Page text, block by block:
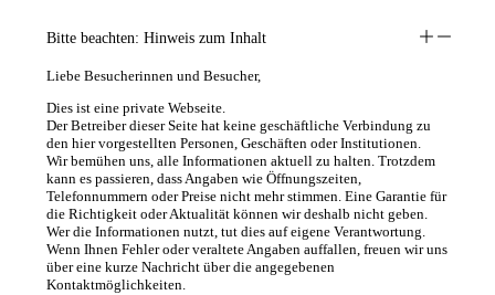
Bitte beachten: Hinweis zum Inhalt
Liebe Besucherinnen und Besucher,
Dies ist eine private Webseite.
Der Betreiber dieser Seite hat keine geschäftliche Verbindung zu
den hier vorgestellten Personen, Geschäften oder Institutionen.
Wir bemühen uns, alle Informationen aktuell zu halten. Trotzdem
kann es passieren, dass Angaben wie Öffnungszeiten,
Telefonnummern oder Preise nicht mehr stimmen. Eine Garantie für
die Richtigkeit oder Aktualität können wir deshalb nicht geben.
Wer die Informationen nutzt, tut dies auf eigene Verantwortung.
Wenn Ihnen Fehler oder veraltete Angaben auffallen, freuen wir uns
über eine kurze Nachricht über die angegebenen
Kontaktmöglichkeiten.